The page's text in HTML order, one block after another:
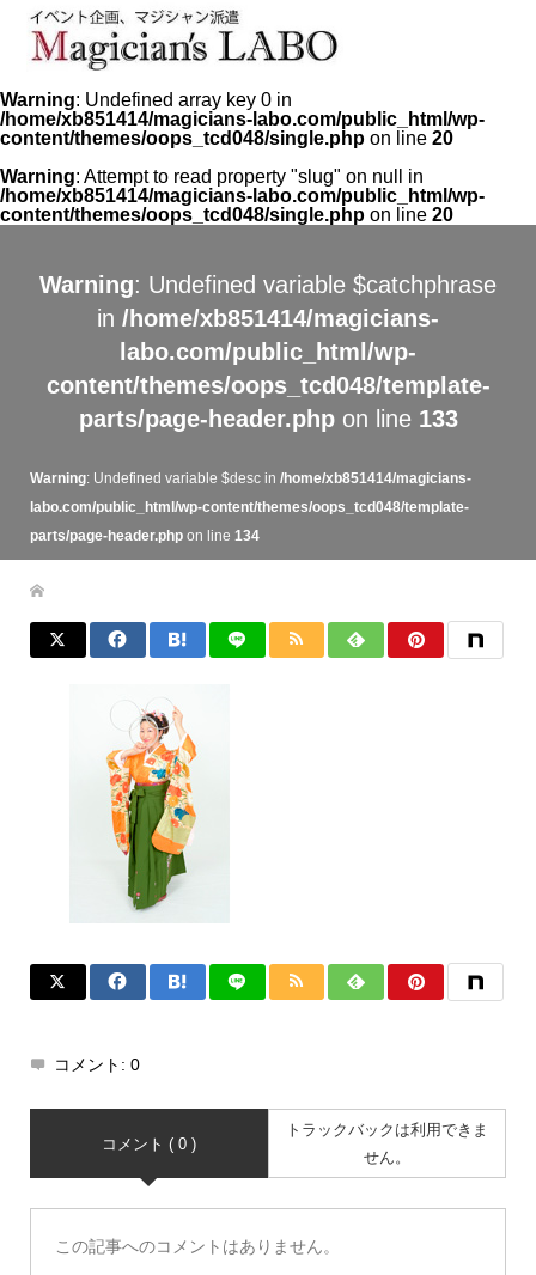
Warning: Undefined array key 0 in
/home/xb851414/magicians-labo.com/public_html/wp-
content/themes/oops_tcd048/single.php on line 20
Warning: Attempt to read property "slug" on null in
/home/xb851414/magicians-labo.com/public_html/wp-
content/themes/oops_tcd048/single.php on line 20
Warning: Undefined variable $catchphrase
in /home/xb851414/magicians-
labo.com/public_html/wp-
content/themes/oops_tcd048/template-
parts/page-header.phpon line 133
Warning: Undefined variable $desc in /home/xb851414/magicians-
labo.com/public_html/wp-content/themes/oops_tcd048/template-
parts/page-header.phpon line 134
コメント: 0
コメント ( 0 )
トラックバックは利用できま
せん。
この記事へのコメントはありません。